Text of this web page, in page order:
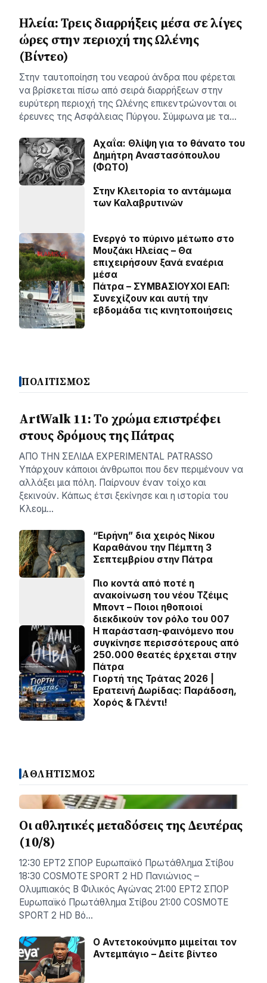
Ηλεία: Τρεις διαρρήξεις μέσα σε λίγες
ώρες στην περιοχή της Ωλένης
(Βίντεο)
Στην ταυτοποίηση του νεαρού άνδρα που φέρεται
να βρίσκεται πίσω από σειρά διαρρήξεων στην
ευρύτερη περιοχή της Ωλένης επικεντρώνονται οι
έρευνες της Ασφάλειας Πύργου. Σύμφωνα με τα…
Αχαΐα: Θλίψη για το θάνατο του
Δημήτρη Αναστασόπουλου
(ΦΩΤΟ)
Στην Κλειτορία το αντάμωμα
των Καλαβρυτινών
Ενεργό το πύρινο μέτωπο στο
Μουζάκι Ηλείας – Θα
επιχειρήσουν ξανά εναέρια
μέσα
Πάτρα – ΣΥΜΒΑΣΙΟΥΧΟΙ ΕΑΠ:
Συνεχίζουν και αυτή την
εβδομάδα τις κινητοποιήσεις
ΠΟΛΙΤΙΣΜΟΣ
ArtWalk 11: Το χρώμα επιστρέφει
στους δρόμους της Πάτρας
AΠΟ ΤΗΝ ΣΕΛΙΔΑ EXPERIMENTAL PATRASSO
Υπάρχουν κάποιοι άνθρωποι που δεν περιμένουν να
αλλάξει μια πόλη. Παίρνουν έναν τοίχο και
ξεκινούν. Κάπως έτσι ξεκίνησε και η ιστορία του
Κλεομ…
“Ειρήνη” δια χειρός Νίκου
Καραθάνου την Πέμπτη 3
Σεπτεμβρίου στην Πάτρα
Πιο κοντά από ποτέ η
ανακοίνωση του νέου Τζέιμς
Μποντ – Ποιοι ηθοποιοί
διεκδικούν τον ρόλο του 007
Η παράσταση-φαινόμενο που
συγκίνησε περισσότερους από
250.000 θεατές έρχεται στην
Πάτρα
Γιορτή της Τράτας 2026 |
Ερατεινή Δωρίδας: Παράδοση,
Χορός & Γλέντι!
ΑΘΛΗΤΙΣΜΟΣ
Οι αθλητικές μεταδόσεις της Δευτέρας
(10/8)
12:30 ΕΡΤ2 ΣΠΟΡ Ευρωπαϊκό Πρωτάθλημα Στίβου
18:30 COSMOTE SPORT 2 HD Πανιώνιος –
Ολυμπιακός Β Φιλικός Αγώνας 21:00 ΕΡΤ2 ΣΠΟΡ
Ευρωπαϊκό Πρωτάθλημα Στίβου 21:00 COSMOTE
SPORT 2 HD Βό…
Ο Αντετοκούνμπο μιμείται τον
Αντεμπάγιο – Δείτε βίντεο